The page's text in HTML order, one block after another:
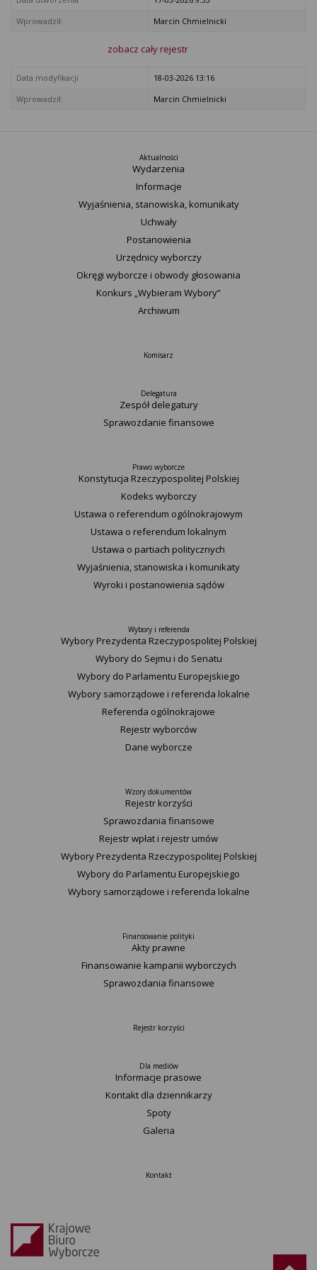
Wprowadził:
Marcin Chmielnicki
zobacz cały rejestr
Data modyfikacji
18-03-2026 13:16
Wprowadził:
Marcin Chmielnicki
Aktualności
Wydarzenia
Informacje
Wyjaśnienia, stanowiska, komunikaty
Uchwały
Postanowienia
Urzędnicy wyborczy
Okręgi wyborcze i obwody głosowania
Konkurs „Wybieram Wybory”
Archiwum
Komisarz
Delegatura
Zespół delegatury
Sprawozdanie finansowe
Prawo wyborcze
Konstytucja Rzeczypospolitej Polskiej​
Kodeks wyborczy
Ustawa o referendum ogólnokrajowym
Ustawa o referendum lokalnym
Ustawa o partiach politycznych
Wyjaśnienia, stanowiska i komunikaty
Wyroki i postanowienia sądów
Wybory i referenda
Wybory Prezydenta Rzeczypospolitej Polskiej
Wybory do Sejmu i do Senatu
Wybory do Parlamentu Europejskiego
Wybory samorządowe i referenda lokalne
Referenda ogólnokrajowe
Rejestr wyborców
Dane wyborcze
Wzory dokumentów
Rejestr korzyści
Sprawozdania finansowe
Rejestr wpłat i rejestr umów
Wybory Prezydenta Rzeczypospolitej Polskiej
Wybory do Parlamentu Europejskiego
Wybory samorządowe i referenda lokalne
Finansowanie polityki
Akty prawne
Finansowanie kampanii wyborczych
Sprawozdania finansowe
Rejestr korzyści
Dla mediów
Informacje prasowe
Kontakt dla dziennikarzy
Spoty
Galeria
Kontakt